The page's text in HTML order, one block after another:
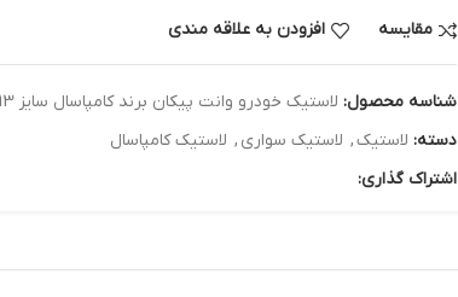
مقایسه
افزودن به علاقه مندی
شناسه محصول: لاستیک خودرو وانت پیکان برند کامپاسال سایز 175/70/13 - دو حلقه
دسته: لاستیک, لاستیک سواری , لاستیک کامپاسال
اشتراک گذاری: